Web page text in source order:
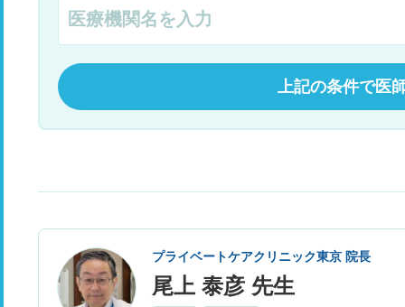
上記の条件で医
プライベートケアクリニック東京 院長
尾上 泰彦 先生